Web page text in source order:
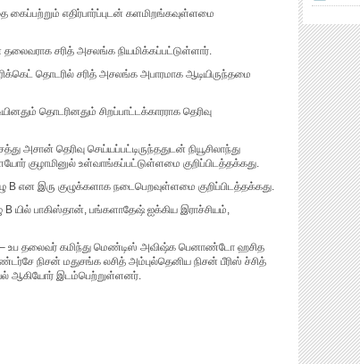
எதிர்பார்ப்புடன் களமிறங்கவுள்ளமை
சரித் அசலங்க நியமிக்கப்பட்டுள்ளார்.
தொடரில் சரித் அசலங்க அபாரமாக ஆடியிருந்தமை
தொடரினதும் சிறப்பாட்டக்காரராக தெரிவு
தெரிவு செய்யப்பட்டிருந்ததுடன் நியூசிலாந்து
குழாமினுல் உள்வாங்கப்பட்டுள்ளமை குறிப்பிடத்தக்கது.
என இரு குழுக்களாக நடைபெறவுள்ளமை குறிப்பிடத்தக்கது.
யில் பாகிஸ்தான், பங்களாதேஷ் ஐக்கிய இராச்சியம்,
உப தலைவர் கமிந்து மெண்டிஸ் அவிஷ்க பெனாண்டோ ஹசித
நிசன் மதுசங்க லசித் அம்புல்தெனிய நிசன் பீரிஸ் ச்சித்
ஆகியோர் இடம்பெற்றுள்ளனர்.